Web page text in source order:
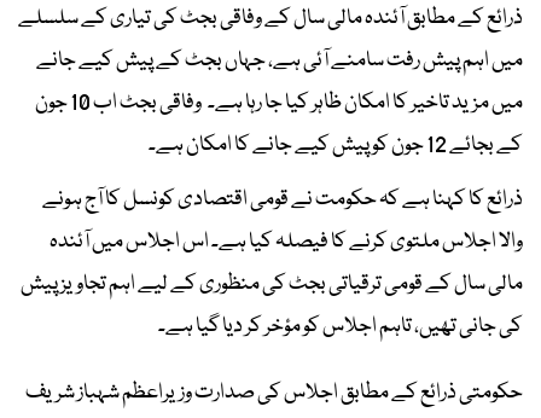
ذرائع کے مطابق آئندہ مالی سال کے وفاقی بجٹ کی تیاری کے سلسلے
میں اہم پیش رفت سامنے آئی ہے، جہاں بجٹ کے پیش کیے جانے
میں مزید تاخیر کا امکان ظاہر کیا جا رہا ہے۔ وفاقی بجٹ اب 10 جون
کے بجائے 12 جون کو پیش کیے جانے کا امکان ہے۔
ذرائع کا کہنا ہے کہ حکومت نے قومی اقتصادی کونسل کا آج ہونے
والا اجلاس ملتوی کرنے کا فیصلہ کیا ہے۔ اس اجلاس میں آئندہ
مالی سال کے قومی ترقیاتی بجٹ کی منظوری کے لیے اہم تجاویز پیش
کی جانی تھیں، تاہم اجلاس کو مؤخر کر دیا گیا ہے۔
حکومتی ذرائع کے مطابق اجلاس کی صدارت وزیراعظم شہباز شریف